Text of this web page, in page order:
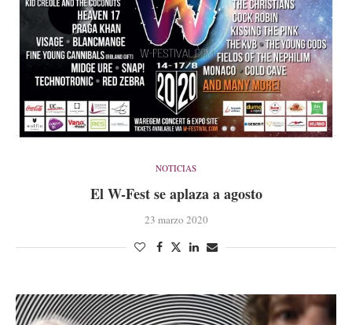
NOTICIAS
El W-Fest se aplaza a agosto
23 marzo 2020